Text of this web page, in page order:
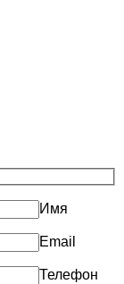
Имя
Email
Телефон